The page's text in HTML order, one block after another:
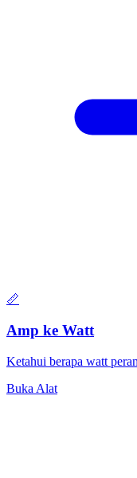
📏
Amp ke Watt
Ketahui berapa watt
Buka Alat